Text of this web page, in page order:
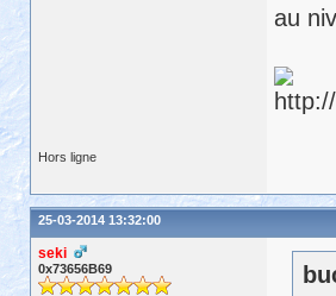
au
Hors ligne
25-03-2014 13:32:00
seki
0x73656B69